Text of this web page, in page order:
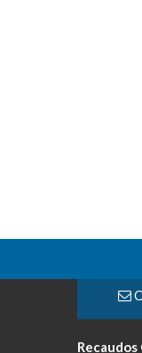
Recaudos